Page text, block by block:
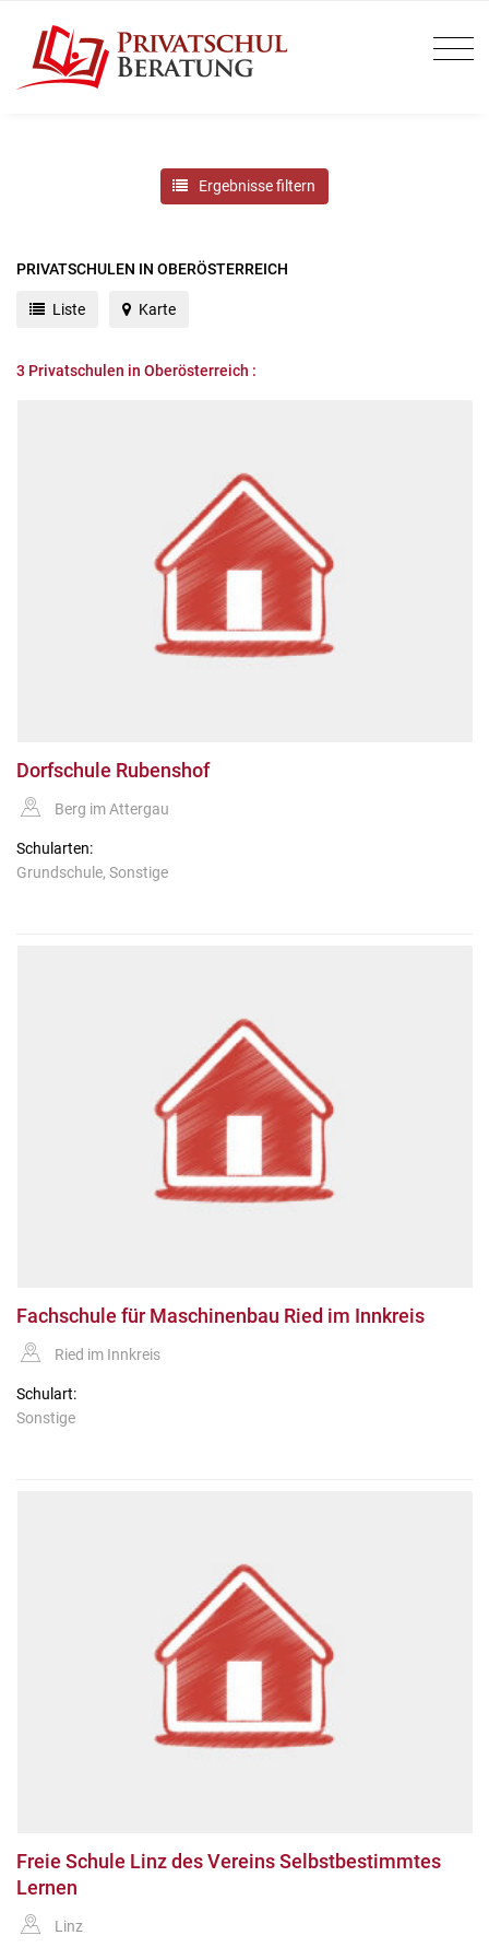
Ergebnisse filtern
PRIVATSCHULEN IN OBERÖSTERREICH
Liste Karte
3 Privatschulen in Oberösterreich :
Dorfschule Rubenshof
Berg im Attergau
Schularten:
Grundschule, Sonstige
Fachschule für Maschinenbau Ried im Innkreis
Ried im Innkreis
Schulart:
Sonstige
Freie Schule Linz des Vereins Selbstbestimmtes
Lernen
Linz